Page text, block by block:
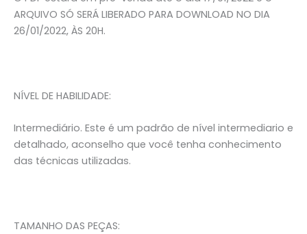
ARQUIVO SÓ SERÁ LIBERADO PARA DOWNLOAD NO DIA
26/01/2022, ÀS 20H.
NÍVEL DE HABILIDADE:
Intermediário. Este é um padrão de nível intermediario e
detalhado, aconselho que você tenha conhecimento
das técnicas utilizadas.
TAMANHO DAS PEÇAS: